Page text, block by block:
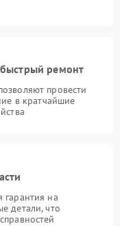
быстрый ремонт
провести
в кратчайшие
гарантия на
детали, что